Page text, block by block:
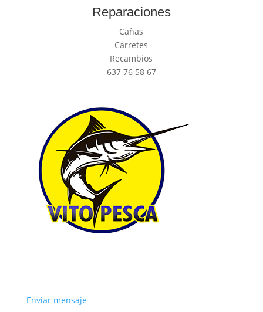
Reparaciones
Cañas
Carretes
Recambios
637 76 58 67
Enviar mensaje